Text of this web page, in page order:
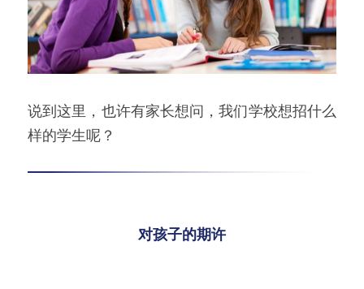
说到这里，也许有家长想问，我们学校想招什么
样的学生呢？
对孩子的期许